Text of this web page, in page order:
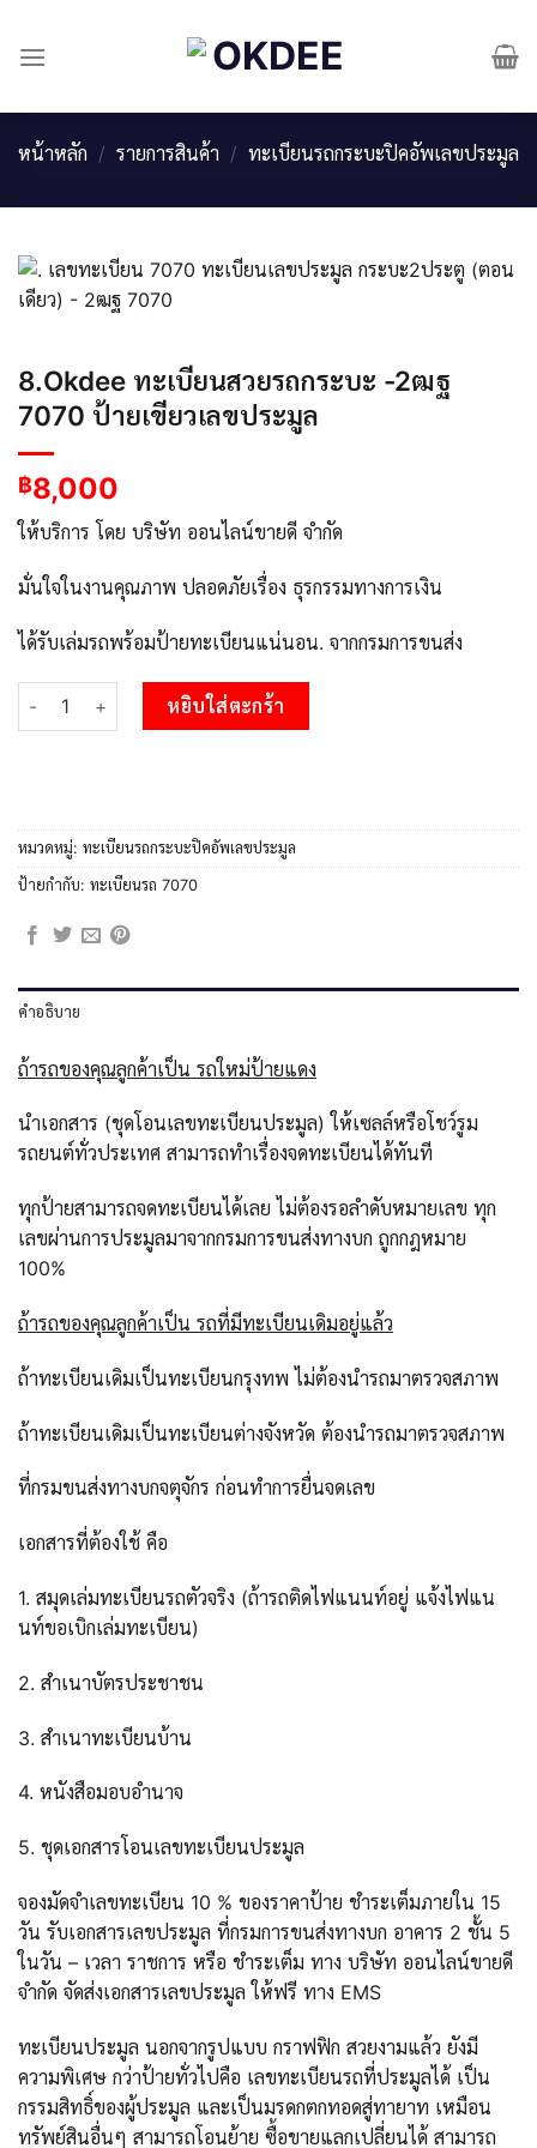
content
หน้าหลัก / รายการสินค้า / ทะเบียนรถกระบะปิคอัพเลขประมูล
8.Okdee ทะเบียนสวยรถกระบะ -2ฒฐ
7070 ป้ายเขียวเลขประมูล
฿8,000
ให้บริการ โดย บริษัท ออนไลน์ขายดี จำกัด
มั่นใจในงานคุณภาพ ปลอดภัยเรื่อง ธุรกรรมทางการเงิน
ได้รับเล่มรถพร้อมป้ายทะเบียนแน่นอน. จากกรมการขนส่ง
จำนวน 8.Okdee ทะเบียนสวยรถกระบะ -2ฒฐ 7070 ป้ายเขียวเลขป
หยิบใส่ตะกร้า
หมวดหมู่: ทะเบียนรถกระบะปิคอัพเลขประมูล
ป้ายกำกับ: ทะเบียนรถ 7070
คำอธิบาย
ถ้ารถของคุณลูกค้าเป็น รถใหม่ป้ายแดง
นำเอกสาร (ชุดโอนเลขทะเบียนประมูล) ให้เซลล์หรือโชว์รูม
รถยนต์ทั่วประเทศ สามารถทำเรื่องจดทะเบียนได้ทันที
ทุกป้ายสามารถจดทะเบียนได้เลย ไม่ต้องรอลำดับหมายเลข ทุก
เลขผ่านการประมูลมาจากกรมการขนส่งทางบก ถูกกฎหมาย
100%
ถ้ารถของคุณลูกค้าเป็น รถที่มีทะเบียนเดิมอยู่แล้ว
ถ้าทะเบียนเดิมเป็นทะเบียนกรุงทพ ไม่ต้องนำรถมาตรวจสภาพ
ถ้าทะเบียนเดิมเป็นทะเบียนต่างจังหวัด ต้องนำรถมาตรวจสภาพ
ที่กรมขนส่งทางบกจตุจักร ก่อนทำการยื่นจดเลข
เอกสารที่ต้องใช้ คือ
1. สมุดเล่มทะเบียนรถตัวจริง (ถ้ารถติดไฟแนนท์อยู่ แจ้งไฟแน
นท์ขอเบิกเล่มทะเบียน)
2. สำเนาบัตรประชาชน
3. สำเนาทะเบียนบ้าน
4. หนังสือมอบอำนาจ
5. ชุดเอกสารโอนเลขทะเบียนประมูล
จองมัดจำเลขทะเบียน 10 % ของราคาป้าย ชำระเต็มภายใน 15
วัน รับเอกสารเลขประมูล ที่กรมการขนส่งทางบก อาคาร 2 ชั้น 5
ในวัน – เวลา ราชการ หรือ ชำระเต็ม ทาง บริษัท ออนไลน์ขายดี
จำกัด จัดส่งเอกสารเลขประมูล ให้ฟรี ทาง EMS
ทะเบียนประมูล นอกจากรูปแบบ กราฟฟิก สวยงามแล้ว ยังมี
ความพิเศษ กว่าป้ายทั่วไปคือ เลขทะเบียนรถที่ประมูลได้ เป็น
กรรมสิทธิ์ของผู้ประมูล และเป็นมรดกตกทอดสู่ทายาท เหมือน
ทรัพย์สินอื่นๆ สามารถโอนย้าย ซื้อขายแลกเปลี่ยนได้ สามารถ